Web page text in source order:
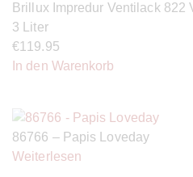
Brillux Impredur Ventilack 822
3 Liter
€119.95
In den Warenkorb
86766 – Papis Loveday
Weiterlesen